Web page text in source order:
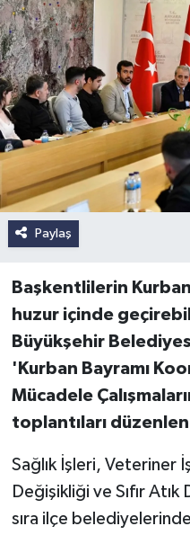
Paylaş
Başkentlilerin Kurban
huzur içinde
Büyükşehir
'Kurban Bayramı
Mücadele
toplantıları
Sağlık İşleri, Veteriner
Değişikliği ve Sıfır Atık
sıra ilçe